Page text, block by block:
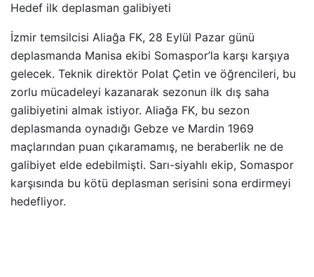
Hedef ilk deplasman galibiyeti
İzmir temsilcisi Aliağa FK, 28 Eylül Pazar günü
deplasmanda Manisa ekibi Somaspor’la karşı karşıya
gelecek. Teknik direktör Polat Çetin ve öğrencileri, bu
zorlu mücadeleyi kazanarak sezonun ilk dış saha
galibiyetini almak istiyor. Aliağa FK, bu sezon
deplasmanda oynadığı Gebze ve Mardin 1969
maçlarından puan çıkaramamış, ne beraberlik ne de
galibiyet elde edebilmişti. Sarı-siyahlı ekip, Somaspor
karşısında bu kötü deplasman serisini sona erdirmeyi
hedefliyor.